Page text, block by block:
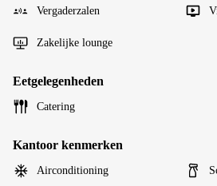
Vergaderzalen
Zakelijke lounge
Eetgelegenheden
Catering
Kantoor kenmerken
Airconditioning